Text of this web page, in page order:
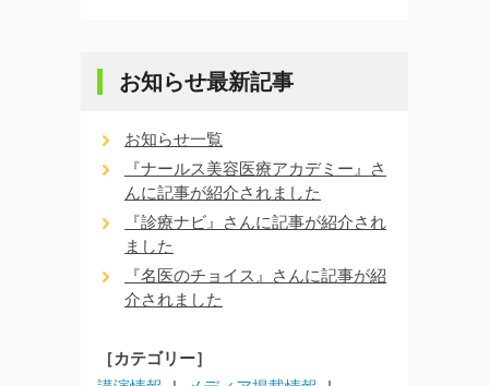
お知らせ最新記事
お知らせ一覧
『ナールス美容医療アカデミー』さ
んに記事が紹介されました
『診療ナビ』さんに記事が紹介され
ました
『名医のチョイス』さんに記事が紹
介されました
［カテゴリー］